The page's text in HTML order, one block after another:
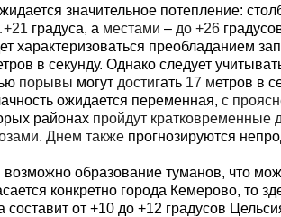
значительное потепление:
градуса, а местами – до +26
характеризоваться преобладанием
в секунду. Однако следует
порывы могут достигать 17 метров в
ожидается переменная, с
районах пройдут кратковременные
Днем также прогнозируются
возможно образование туманов, что
конкретно города Кемерово, то
составит от +10 до +12 градусов